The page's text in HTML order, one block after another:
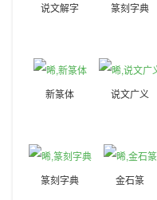
说文解字 篆刻字典
新篆体 说文广义
篆刻字典 金石篆